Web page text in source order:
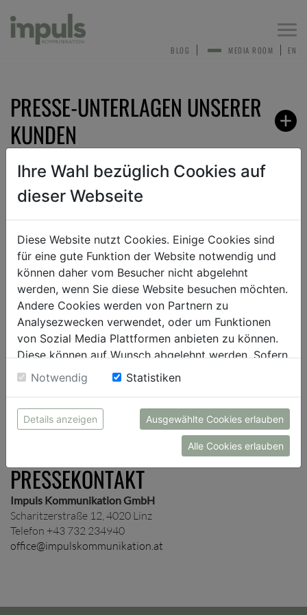
EN
MEDIA ROOM
BLOG
PRESSE-UNTERLAGEN UNSERER
KUNDEN
ZURÜCK
ANMELDEN ZUM PRESSEVERTEILER
Sehr gerne nehmen wir dich in unseren
Presseverteiler auf und schicken dir je nach Wunsch
unternehmens- und/oder themenspezifische
Presseinformationen zu.
PRESSEKONTAKT
Impuls Kommunikation GmbH
Scharitzerstraße 12, 4020 Linz
Telefon +43 732 234940
office@impulskommunikation.at
Ihre Wahl bezüglich Cookies auf
dieser Webseite
Diese Website nutzt Cookies. Einige Cookies sind
für eine gute Funktion der Website notwendig und
können daher vom Besucher nicht abgelehnt
werden, wenn Sie diese Website besuchen möchten.
Andere Cookies werden von Partnern zu
Analysezwecken verwendet, oder um Funktionen
von Sozial Media Plattformen anbieten zu können.
Diese können auf Wunsch abgelehnt werden. Sofern
sie unsere Webseite weiter nutzen, geben Sie
Einwilligung zu unseren Cookies.
Notwendig Statistiken
Details anzeigen Ausgewählte Cookies erlauben
Alle Cookies erlauben